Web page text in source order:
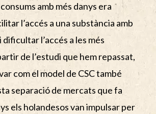
amb més danys era
l’accés a una substància amb
dificultar l’accés a les més
de l’estudi que hem repassat,
com el model de CSC també
separació de mercats que fa
els holandesos van impulsar per